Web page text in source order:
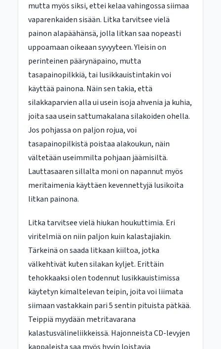
mutta myös siksi, ettei kelaa vahingossa siimaa
vaparenkaiden sisään. Litka tarvitsee vielä
painon alapäähänsä, jolla litkan saa nopeasti
uppoamaan oikeaan syvyyteen. Yleisin on
perinteinen päärynäpaino, mutta
tasapainopilkkiä, tai lusikkauistintakin voi
käyttää painona. Näin sen takia, että
silakkaparvien alla ui usein isoja ahvenia ja kuhia,
joita saa usein sattumakalana silakoiden ohella.
Jos pohjassa on paljon rojua, voi
tasapainopilkistä poistaa alakoukun, näin
vältetään useimmilta pohjaan jäämisiltä.
Lauttasaaren sillalta moni on napannut myös
meritaimenia käyttäen kevennettyjä lusikoita
litkan painona.
Litka tarvitsee vielä hiukan houkuttimia. Eri
viritelmiä on niin paljon kuin kalastajiakin.
Tärkeinä on saada litkaan kiiltoa, jotka
välkehtivät kuten silakan kyljet. Erittäin
tehokkaaksi olen todennut lusikkauistimissa
käytetyn kimaltelevan teipin, joita voi liimata
siimaan vastakkain pari 5 sentin pituista pätkää.
Teippiä myydään metritavarana
kalastusvälineliikkeissä. Hajonneista CD-levyjen